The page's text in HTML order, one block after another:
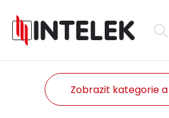
Zobrazit kategorie